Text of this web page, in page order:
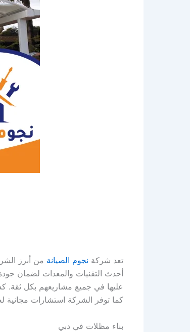
تعد شركة نجوم الصيانة من أبرز
أحدث التقنيات والمعدات لضمان
عليها في جميع مشاريعهم بكل ثقة.
كما توفر الشركة استشارات مجانية
بناء مظلات في دبي